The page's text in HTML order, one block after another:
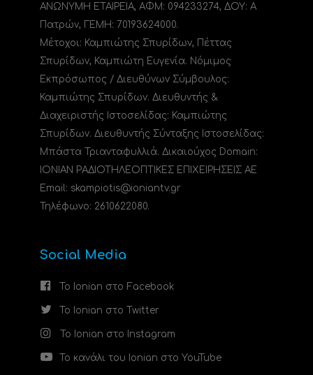
ΑΝΩΝΥΜΗ ΕΤΑΙΡΕΙΑ, ΑΦΜ: 094233274, ΔΟΥ: A
Πατρών, ΓΕΜΗ: 70193624000.
Μέτοχοι: Καμπιώτης Σπυρίδων, Πέττας
Σπυρίδων, Καμπιώτη Ευγενία. Νόμιμος
Εκπρόσωπος / Διευθύνων Σύμβουλος:
Καμπιώτης Σπυρίδων. Διευθυντής &
Διαχειριστής Ιστοσελίδας: Καμπιώτης
Σπυρίδων. Διευθυντής Σύνταξης Ιστοσελίδας:
Μπάστα Τριανταφυλλιά. Δικαιούχος Domain:
ΙΟΝΙΑΝ ΡΑΔΙΟΤΗΛΕΟΠΤΙΚΕΣ ΕΠΙΧΕΙΡΗΣΕΙΣ ΑΕ
Email: skampiotis@ioniantv.gr
Τηλέφωνο: 2610622080.
Social Media
Το Ionian στο Facebook
Το Ionian στο Twitter
Το Ionian στο Instagram
Το κανάλι του Ionian στο YouTube